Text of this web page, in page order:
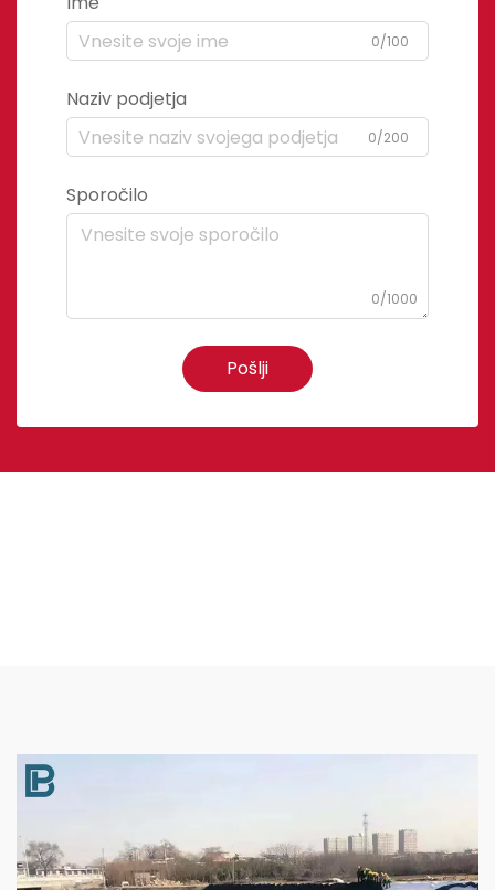
0/100
Naziv podjetja
0/200
Sporočilo
0/1000
Pošlji